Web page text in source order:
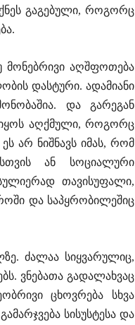
გაგებული, როგორც
მონებრივი აღშფოთება
დასტური. ადამიანი
და გარეგან
იყოს აღქმული, როგორც
არ ნიშნავს იმას, რომ
ან სოციალური
თავისუფალი,
და საპყრობილეშიც
ძალაა სიყვარულიც,
ვნებათა გადალახვაც
ცხოვრება სხვა
სისუსტესა და